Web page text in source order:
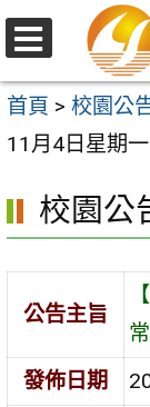
跳
至
主
要
容
區
選
單
首頁 > 校園公
11月4日星期
校園公
公告主旨
發佈日期